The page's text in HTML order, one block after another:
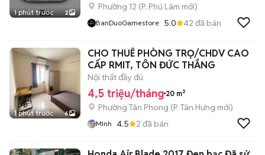
1 phút trước 2
Phường 12 (P. Phú Lâm mới)
BanDuoGamestore 5.0 42 đã bán
1 phút trước 6
CHO THUÊ PHÒNG TRỌ/CHDV CAO
CẤP RMIT, TÔN ĐỨC THẮNG
Nội thất đầy đủ
4,5 triệu/tháng 20 m²
Phường Tân Phong (P. Tân Hưng mới)
MInh 4.5 2 đã bán